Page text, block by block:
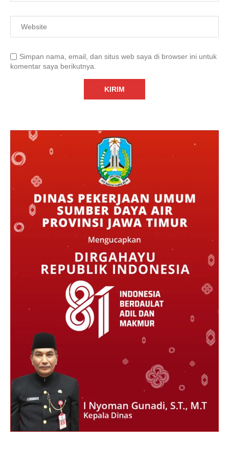
Simpan nama, email, dan situs web saya di browser ini untuk
komentar saya berikutnya.